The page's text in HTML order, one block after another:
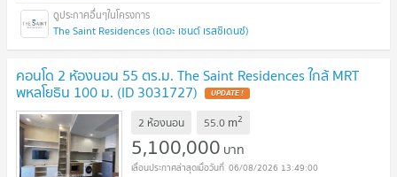
The Saint Residences (เดอะ เซนต์ เรสซิเดนซ์)
คอนโด 2 ห้องนอน 55 ตร.ม. The Saint Residences ใกล้ MRT
พหลโยธิน 100 ม. (ID 3031727)
2 ห้องนอน 55.0 m2
5,100,000 บาท
06/08/2026 13:49:00